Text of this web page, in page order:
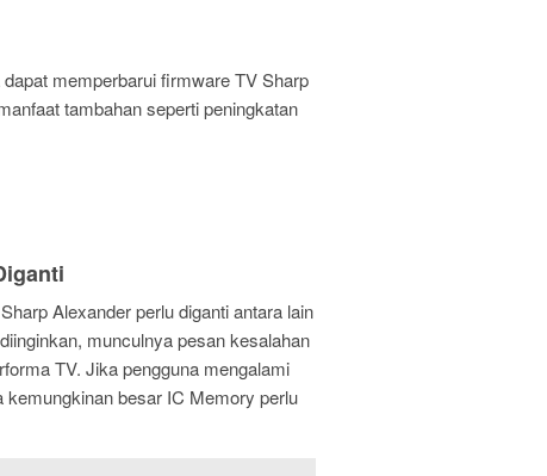
memperbarui firmware TV Sharp
tambahan seperti peningkatan
Alexander perlu diganti antara lain
munculnya pesan kesalahan
TV. Jika pengguna mengalami
besar IC Memory perlu